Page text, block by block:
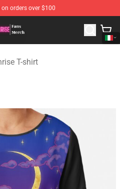
orders over $100
Moonrise Merchandise Shop
T-shirt